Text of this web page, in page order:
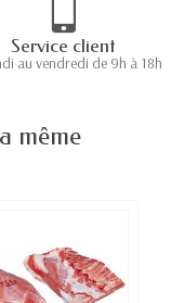
Service client
au vendredi de 9h à 18h
même